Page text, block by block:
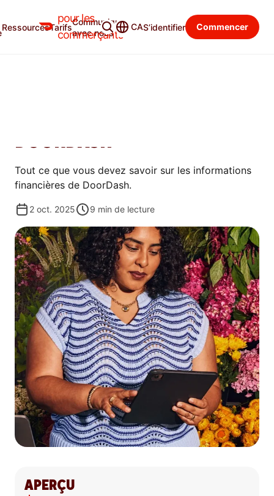
pour les
commerçants
RessourcesTarifs
Communiquer
avec nous
CAS’identifier Commencer
Centre d’apprentissage Catégories
DOORDASH
Tout ce que vous devez savoir sur les informations
financières de DoorDash.
2 oct. 2025 9 min de lecture
APERÇU